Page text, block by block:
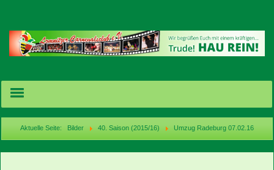
Termine/Karten
Aktuelle Seite: Bilder 40. Saison (2015/16) Umzug Radeburg 07.02.16